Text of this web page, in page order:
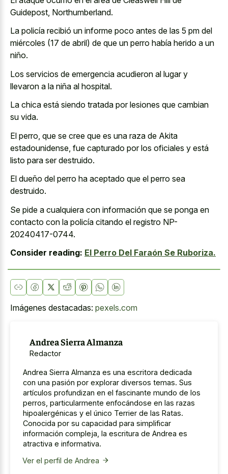
Guidepost, Northumberland.
La policía recibió un informe poco antes de las 5 pm del
miércoles (17 de abril) de que un perro había herido a un
niño.
Los servicios de emergencia acudieron al lugar y
llevaron a la niña al hospital.
La chica está siendo tratada por lesiones que cambian
su vida.
El perro, que se cree que es una raza de Akita
estadounidense, fue capturado por los oficiales y está
listo para ser destruido.
El dueño del perro ha aceptado que el perro sea
destruido.
Se pide a cualquiera con información que se ponga en
contacto con la policía citando el registro NP-
20240417-0744.
Consider reading: El Perro Del Faraón Se Ruboriza.
Imágenes destacadas: pexels.com
Andrea Sierra Almanza
Redactor
Andrea Sierra Almanza es una escritora dedicada
con una pasión por explorar diversos temas. Sus
artículos profundizan en el fascinante mundo de los
perros, particularmente enfocándose en las razas
hipoalergénicas y el único Terrier de las Ratas.
Conocida por su capacidad para simplificar
información compleja, la escritura de Andrea es
atractiva e informativa.
Ver el perfil de Andrea